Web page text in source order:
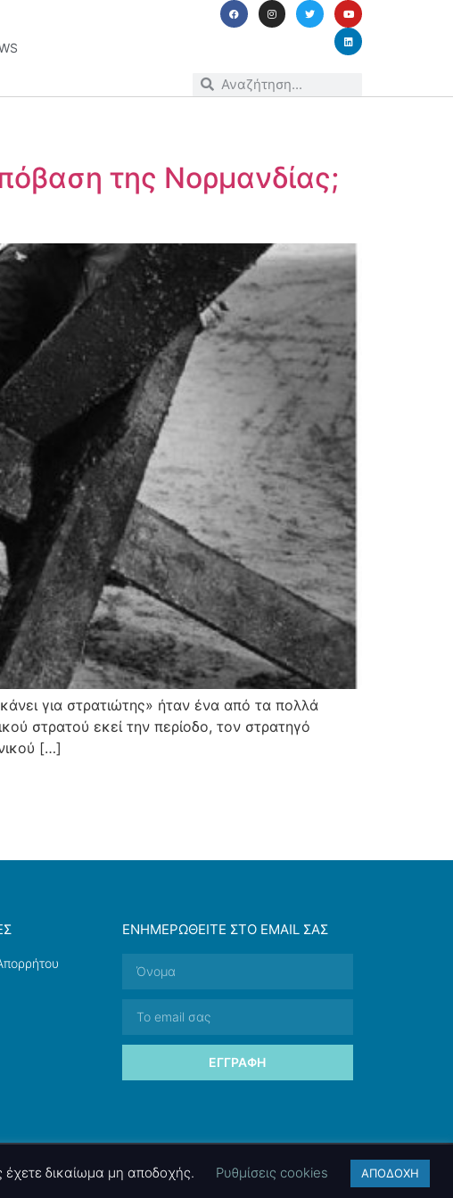
της Νορμανδίας;
για στρατιώτης» ήταν ένα από τα πολλά
στρατού εκεί την περίοδο, τον στρατηγό
[…]
ΕΝΗΜΕΡΩΘΕΊΤΕ ΣΤΟ EMAIL ΣΑΣ
ΕΓΓΡΑΦΉ
έχετε δικαίωμα μη αποδοχής. Ρυθμίσεις cookies ΑΠΟΔΟΧΗ